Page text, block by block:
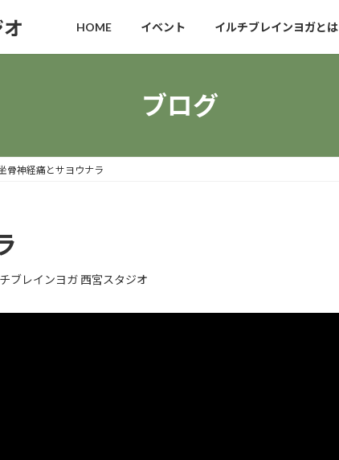
HOME イベント イルチブレインヨガとは
ブログ
骨神経痛とサヨウナラ
ブレインヨガ 西宮スタジオ